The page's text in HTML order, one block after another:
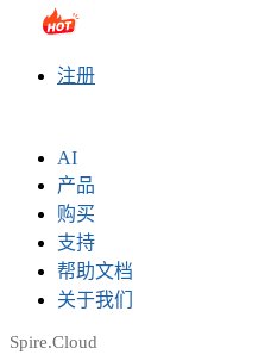
sales@e-iceblue.com
注册
AI
产品
购买
支持
帮助文档
关于我们
Spire.Cloud